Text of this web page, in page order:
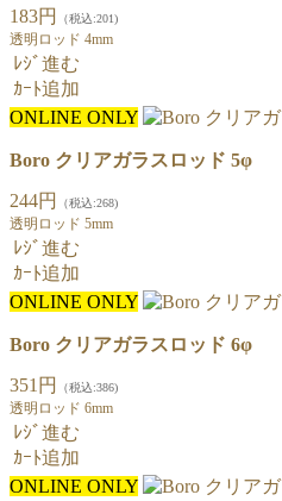
183円 （税込:201)
透明ロッド 4mm
ﾚｼﾞ進む
ｶｰﾄ追加
ONLINE ONLY
Boro クリアガラスロッド 5φ
244円 （税込:268)
透明ロッド 5mm
ﾚｼﾞ進む
ｶｰﾄ追加
ONLINE ONLY
Boro クリアガラスロッド 6φ
351円 （税込:386)
透明ロッド 6mm
ﾚｼﾞ進む
ｶｰﾄ追加
ONLINE ONLY